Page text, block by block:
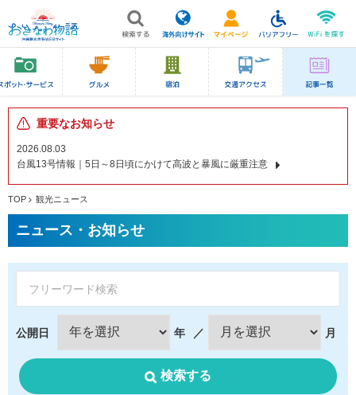
重要なお知らせ
2026.08.03
台風13号情報｜5日～8日頃にかけて高波と暴風に厳重注意
TOP 観光ニュース
ニュース・お知らせ
公開日 年 ／ 月
検索する